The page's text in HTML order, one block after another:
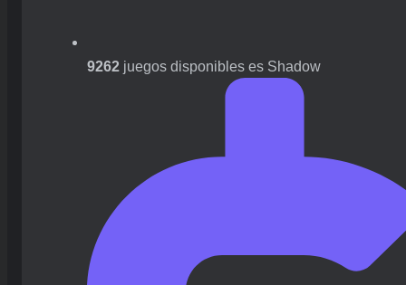
9262 juegos disponibles es Shadow